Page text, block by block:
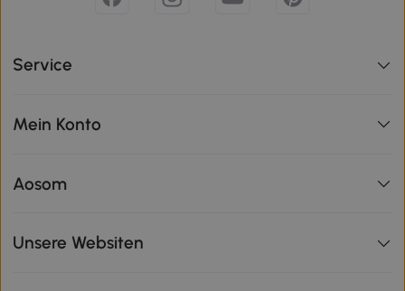
Service
Mein Konto
Aosom
Unsere Websiten